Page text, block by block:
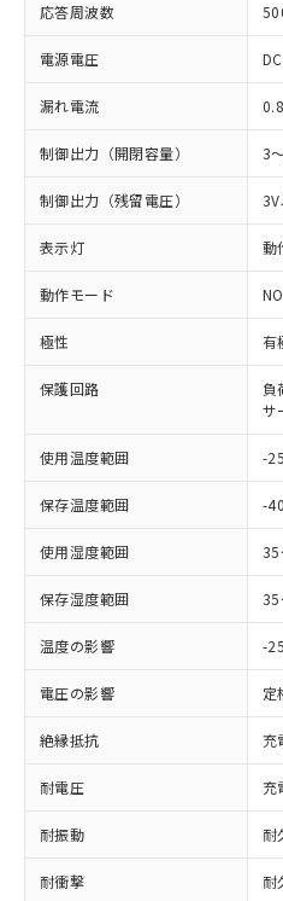
応答周波数
電源電圧
漏れ電流
制御出力（開閉容量） 3
制御出力（残留電圧）
表示灯 動
動作モード NO
極性 有
保護回路
負
サ
使用温度範囲 -
保存温度範囲 -
使用湿度範囲 35
保存湿度範囲 35
温度の影響 -
電圧の影響 定
絶縁抵抗 充
耐電圧 充
耐振動 耐
耐衝撃 耐
ご利用条件
以下の条件をお読み
ご利用ください。
本サービスは、
商品の当社在庫
(税抜)を提供さ
当社制御機器事
本サービスの対
ことをご了承く
在庫状況および
記載している更
タに基づき作成
対応済み：EU
非含有に対応した製
す。
対応予定：EU RoHS
有に対応した製品に切
対応予定なし：EU
非含有に非対応の商品
調査・確認中：EU
非含有の対応状況を
商品です。
非該当品：ライセン
害物質有無と関係のな
仕入先様の事情によ
いたものが、含有品
むを得ず変更すること
鉛(Pb) 1000ppm以下、 水銀
※1 中国RoHS○×
「○」：最大均質材料
基準値以下であること
「×」：最大均質材料
基準値を超えているこ
「－」：未確認です
*中国RoHS10物質の基準値
当社は、これら
為替および外国
（以下｢規制貨
または国外への